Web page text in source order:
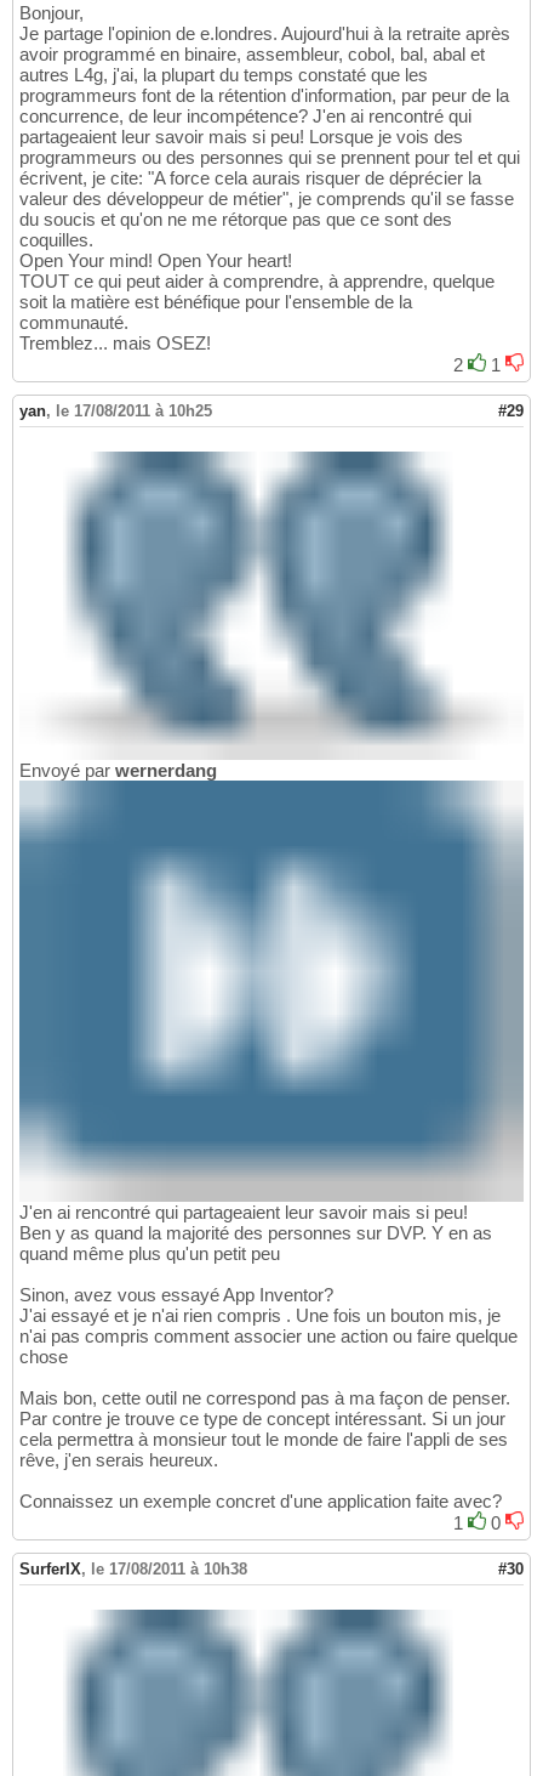
Bonjour,
Je partage l'opinion de e.londres. Aujourd'hui à la retraite après
avoir programmé en binaire, assembleur, cobol, bal, abal et
autres L4g, j'ai, la plupart du temps constaté que les
programmeurs font de la rétention d'information, par peur de la
concurrence, de leur incompétence? J'en ai rencontré qui
partageaient leur savoir mais si peu! Lorsque je vois des
programmeurs ou des personnes qui se prennent pour tel et qui
écrivent, je cite: "A force cela aurais risquer de déprécier la
valeur des développeur de métier", je comprends qu'il se fasse
du soucis et qu'on ne me rétorque pas que ce sont des
coquilles.
Open Your mind! Open Your heart!
TOUT ce qui peut aider à comprendre, à apprendre, quelque
soit la matière est bénéfique pour l'ensemble de la
communauté.
Tremblez... mais OSEZ!
2
1
yan, le 17/08/2011 à 10h25 #29
Envoyé par wernerdang
J'en ai rencontré qui partageaient leur savoir mais si peu!
Ben y as quand la majorité des personnes sur DVP. Y en as
quand même plus qu'un petit peu
Sinon, avez vous essayé App Inventor?
J'ai essayé et je n'ai rien compris . Une fois un bouton mis, je
n'ai pas compris comment associer une action ou faire quelque
chose
Mais bon, cette outil ne correspond pas à ma façon de penser.
Par contre je trouve ce type de concept intéressant. Si un jour
cela permettra à monsieur tout le monde de faire l'appli de ses
rêve, j'en serais heureux.
Connaissez un exemple concret d'une application faite avec?
1
0
SurferIX, le 17/08/2011 à 10h38 #30